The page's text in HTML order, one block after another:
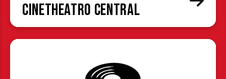
CineTheatro Central